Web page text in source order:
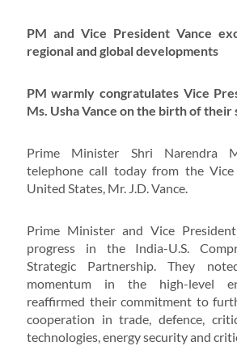
PM and Vice President Vance
regional and global developments
PM warmly congratulates Vice
Ms. Usha Vance on the birth of their
Prime Minister Shri Narendra
telephone call today from the
United States, Mr. J.D. Vance.
Prime Minister and Vice
progress in the India-U.S.
Strategic Partnership. They
momentum in the high-level
reaffirmed their commitment to
cooperation in trade, defence,
technologies, energy security and